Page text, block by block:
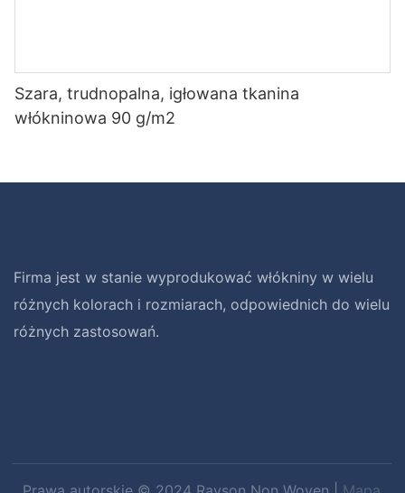
Szara, trudnopalna, igłowana tkanina
włókninowa 90 g/m2
Firma jest w stanie wyprodukować włókniny w wielu
różnych kolorach i rozmiarach, odpowiednich do wielu
różnych zastosowań.